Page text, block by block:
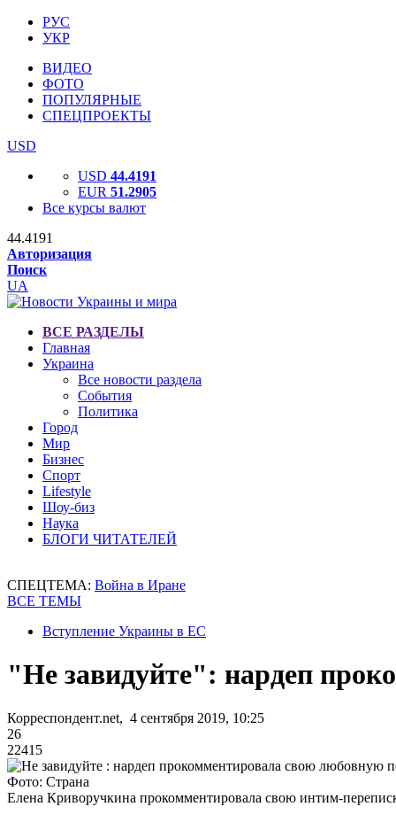
РУС
УКР
ВИДЕО
ФОТО
ПОПУЛЯРНЫЕ
СПЕЦПРОЕКТЫ
USD
USD 44.4191
EUR 51.2905
Все курсы валют
44.4191
Авторизация
Поиск
UA
ВСЕ РАЗДЕЛЫ
Главная
Украина
Все новости раздела
События
Политика
Город
Мир
Бизнес
Спорт
Lifestyle
Шоу-биз
Наука
БЛОГИ ЧИТАТЕЛЕЙ
СПЕЦТЕМА: Война в Иране
ВСЕ ТЕМЫ
Вступление Украины в ЕС
"Не завидуйте": нардеп
Корреспондент.net, 4 сентября 2019, 10:25
26
22415
Фото: Страна
Елена Криворучкина прокомментировала свою интим-